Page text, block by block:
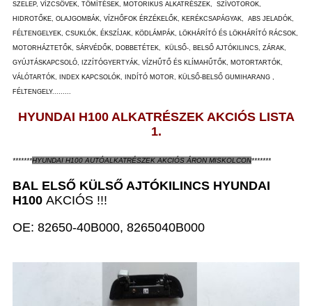
SZELEP, VÍZCSÖVEK, TÖMÍTÉSEK, MOTORIKUS ALKATRÉSZEK, SZÍVOTOROK,
HIDROTŐKE, OLAJGOMBÁK, VÍZHŐFOK ÉRZÉKELŐK, KERÉKCSAPÁGYAK, ABS JELADÓK,
FÉLTENGELYEK, CSUKLÓK, ÉKSZÍJAK, KÖDLÁMPÁK, LÖKHÁRÍTÓ ÉS LÖKHÁRÍTÓ RÁCSOK,
MOTORHÁZTETŐK, SÁRVÉDŐK, DOBBETÉTEK, KÜLSŐ-, BELSŐ AJTÓKILINCS, ZÁRAK,
GYÚJTÁSKAPCSOLÓ, IZZÍTÓGYERTYÁK, VÍZHŰTŐ ÉS KLÍMAHŰTŐK, MOTORTARTÓK,
VÁLÓTARTÓK, INDEX KAPCSOLÓK, INDÍTÓ MOTOR, KÜLSŐ-BELSŐ GUMIHARANG ,
FÉLTENGELY.........
HYUNDAI H100 ALKATRÉSZEK AKCIÓS LISTA
1.
*******HYUNDAI H100 AUTÓALKATRÉSZEK AKCIÓS ÁRON MISKOLCON*******
BAL ELSŐ KÜLSŐ AJTÓKILINCS HYUNDAI
H100 AKCIÓS !!!
OE: 82650-40B000, 8265040B000